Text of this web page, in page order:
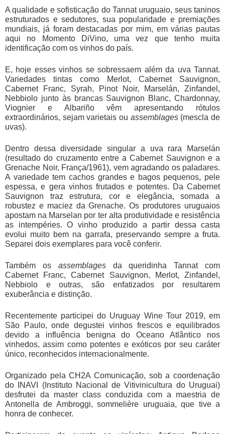
A qualidade e sofisticação do Tannat uruguaio, seus taninos
estruturados e sedutores, sua popularidade e premiações
mundiais, já foram destacadas por mim, em várias pautas
aqui no Momento DiVino, uma vez que tenho muita
identificação com os vinhos do país.
E, hoje esses vinhos se sobressaem além da uva Tannat.
Variedades tintas como Merlot, Cabernet Sauvignon,
Cabernet Franc, Syrah, Pinot Noir, Marselán, Zinfandel,
Nebbiolo junto às brancas Sauvignon Blanc, Chardonnay,
Viognier e Albariño vêm apresentando rótulos
extraordinários, sejam varietais ou assemblages (mescla de
uvas).
Dentro dessa diversidade singular a uva rara Marselán
(resultado do cruzamento entre a Cabernet Sauvignon e a
Grenache Noir, França/1961), vem agradando os paladares.
A variedade tem cachos grandes e bagos pequenos, pele
espessa, e gera vinhos frutados e potentes. Da Cabernet
Sauvignon traz estrutura, cor e elegância, somada a
robustez e maciez da Grenache. Os produtores uruguaios
apostam na Marselan por ter alta produtividade e resistência
as intempéries. O vinho produzido a partir dessa casta
evolui muito bem na garrafa, preservando sempre a fruta.
Separei dois exemplares para você conferir.
Também osassemblages da queridinha Tannat com
Cabernet Franc, Cabernet Sauvignon, Merlot, Zinfandel,
Nebbiolo e outras, são enfatizados por resultarem
exuberância e distinção.
Recentemente participei do Uruguay Wine Tour 2019, em
São Paulo, onde degustei vinhos frescos e equilibrados
devido a influência benigna do Oceano Atlântico nos
vinhedos, assim como potentes e exóticos por seu caráter
único, reconhecidos internacionalmente.
Organizado pela CH2A Comunicação, sob a coordenação
do INAVI (Instituto Nacional de Vitivinicultura do Uruguai)
desfrutei da master class conduzida com a maestria de
Antonella de Ambroggi, sommelière uruguaia, que tive a
honra de conhecer.